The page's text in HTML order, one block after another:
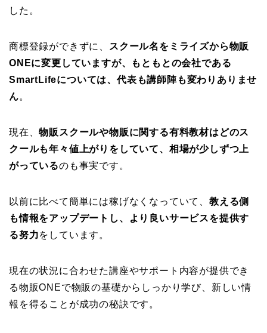
した。
商標登録ができずに、
スクール名をミライズから物販
ONEに変更していますが、もともとの会社である
SmartLifeについては、代表も講師陣も変わりありませ
ん。
現在、物販スクールや物販に関する有料教材はどのス
クールも年々値上がりをしていて、相場が少しずつ上
がっているのも事実です。
以前に比べて簡単には稼げなくなっていて、 教える側
も情報をアップデートし、より良いサービスを提供す
る努力をしています。
現在の状況に合わせた講座やサポート内容が提供でき
る物販ONEで物販の基礎からしっかり学び、新しい情
報を得ることが成功の秘訣です。